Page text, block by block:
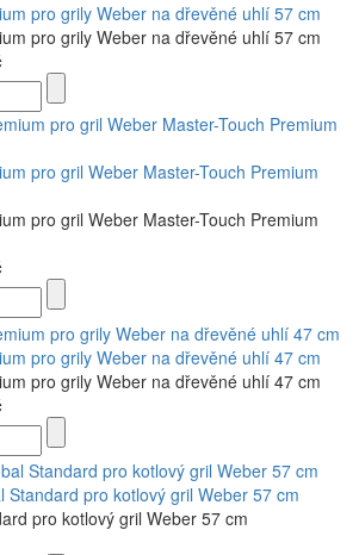
pro grily Weber na dřevěné uhlí 57 cm
pro grily Weber na dřevěné uhlí 57 cm
pro gril Weber Master-Touch Premium
pro gril Weber Master-Touch Premium
pro grily Weber na dřevěné uhlí 47 cm
pro grily Weber na dřevěné uhlí 47 cm
Standard pro kotlový gril Weber 57 cm
pro kotlový gril Weber 57 cm